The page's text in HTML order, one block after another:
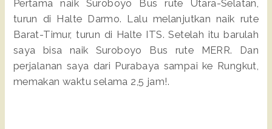
Pertama naik Suroboyo Bus rute Utara-Selatan,
turun di Halte Darmo. Lalu melanjutkan naik rute
Barat-Timur, turun di Halte ITS. Setelah itu barulah
saya bisa naik Suroboyo Bus rute MERR. Dan
perjalanan saya dari Purabaya sampai ke Rungkut,
memakan waktu selama 2,5 jam!.